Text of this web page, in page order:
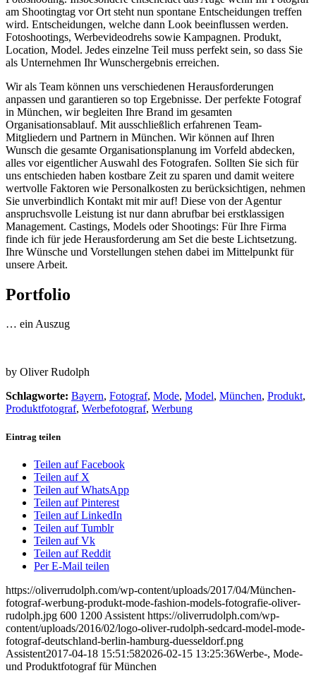
am Shootingtag vor Ort steht nun spontane Entscheidungen treffen
wird. Entscheidungen, welche dann Look beeinflussen werden.
Fotoshootings, Werbevideodrehs sowie Kampagnen. Produkt,
Location, Model. Jedes einzelne Teil muss perfekt sein, so dass Sie
als Unternehmen Ihr Wunschergebnis erreichen.
Wir als Team können uns verschiedenen Herausforderungen
anpassen und garantieren so top Ergebnisse. Der perfekte Fotograf
in München, wir begleiten Ihre Brand im gesamten
Organisationsablauf. Mit ausschließlich erfahrenen Team-
Mitgliedern und Partnern in München. Wir können auf Ihren
Wunsch die gesamte Organisationsplanung im Vorfeld abdecken,
alles vor eigentlicher Auswahl des Fotografen. Sollten Sie sich für
uns entschieden haben kostbare Zeit zu sparen und damit weitere
wertvolle Faktoren wie Personalkosten zu berücksichtigen, nehmen
Sie unverbindlich Kontakt mit mir auf! Diese von der Agentur
anspruchsvolle Leistung ist nur dann abrufbar bei erstklassigen
Management. Castings, Models oder Shootings: Für Ihre Firma
finde ich für jede Herausforderung am Set die beste Lichtsetzung.
Ihre Wünsche und Vorstellungen stehen dabei im Mittelpunkt für
unsere Arbeit.
Portfolio
… ein Auszug
by Oliver Rudolph
Schlagworte: Bayern, Fotograf, Mode, Model, München, Produkt,
Produktfotograf, Werbefotograf, Werbung
Eintrag teilen
Teilen auf Facebook
Teilen auf X
Teilen auf WhatsApp
Teilen auf Pinterest
Teilen auf LinkedIn
Teilen auf Tumblr
Teilen auf Vk
Teilen auf Reddit
Per E-Mail teilen
https://oliverrudolph.com/wp-content/uploads/2017/04/München-
fotograf-werbung-produkt-mode-fashion-models-fotografie-oliver-
rudolph.jpg 600 1200 Assistent https://oliverrudolph.com/wp-
content/uploads/2016/02/logo-oliver-rudolph-sedcard-model-mode-
fotograf-deutschland-berlin-hamburg-duesseldorf.png
Assistent2017-04-18 15:51:582026-02-15 13:25:36Werbe-, Mode-
und Produktfotograf für München